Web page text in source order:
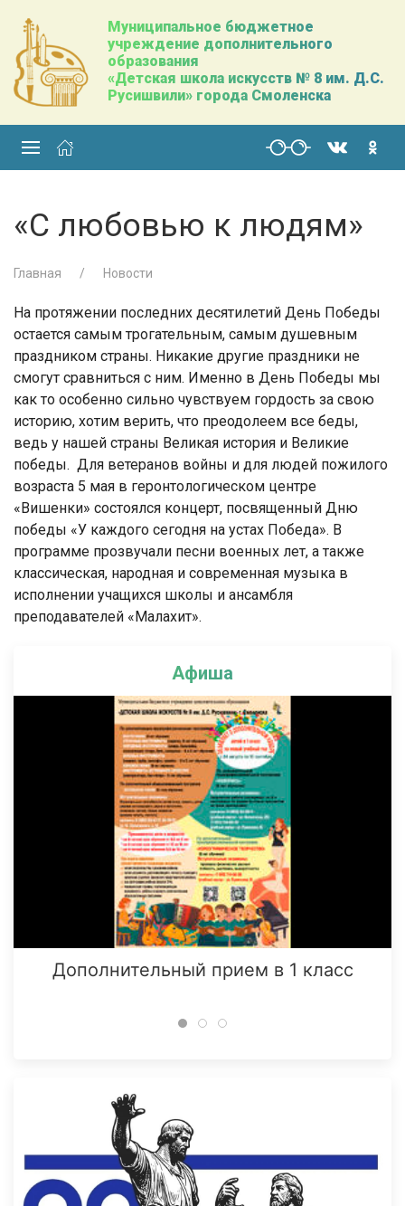
Муниципальное бюджетное
учреждение дополнительного
образования
«Детская школа искусств № 8 им. Д.С.
Русишвили» города Смоленска
Афиша
Дополнительный прием в 1 класс
«С любовью к людям»
Главная Новости
На протяжении последних десятилетий День Победы
остается самым трогательным, самым душевным
праздником страны. Никакие другие праздники не
смогут сравниться с ним. Именно в День Победы мы
как то особенно сильно чувствуем гордость за свою
историю, хотим верить, что преодолеем все беды,
ведь у нашей страны Великая история и Великие
победы. Для ветеранов войны и для людей пожилого
возраста 5 мая в геронтологическом центре
«Вишенки» состоялся концерт, посвященный Дню
победы «У каждого сегодня на устах Победа». В
программе прозвучали песни военных лет, а также
классическая, народная и современная музыка в
исполнении учащихся школы и ансамбля
преподавателей «Малахит».